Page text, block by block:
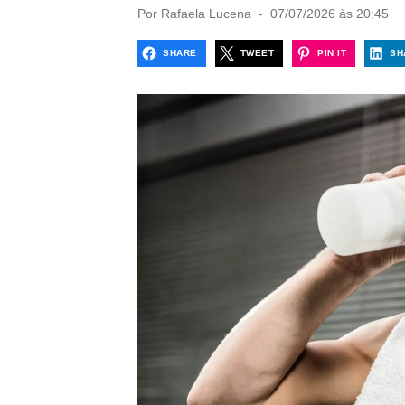
Por Rafaela Lucena
P
d
n
07/07/2026 às 20:45
SHARE TWEET PIN IT